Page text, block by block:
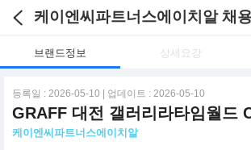
케이엔씨파트너스에이치알 채
브랜드정보 상세요강
등록일 : 2026-05-10 | 업데이트 : 2026-05-10
GRAFF 대전 갤러리라타임월드
케이엔씨파트너스에이치알